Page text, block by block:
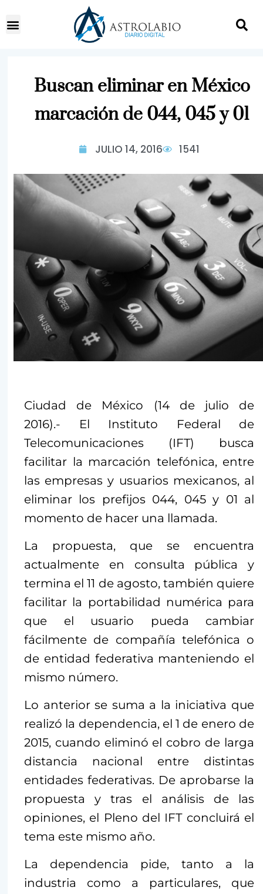
Buscan eliminar en México
marcación de 044, 045 y 01
JULIO 14, 2016 1541
Ciudad de México (14 de julio de
2016).- El Instituto Federal de
Telecomunicaciones (IFT) busca
facilitar la marcación telefónica, entre
las empresas y usuarios mexicanos, al
eliminar los prefijos 044, 045 y 01 al
momento de hacer una llamada.
La propuesta, que se encuentra
actualmente en consulta pública y
termina el 11 de agosto, también quiere
facilitar la portabilidad numérica para
que el usuario pueda cambiar
fácilmente de compañía telefónica o
de entidad federativa manteniendo el
mismo número.
Lo anterior se suma a la iniciativa que
realizó la dependencia, el 1 de enero de
2015, cuando eliminó el cobro de larga
distancia nacional entre distintas
entidades federativas. De aprobarse la
propuesta y tras el análisis de las
opiniones, el Pleno del IFT concluirá el
tema este mismo año.
La dependencia pide, tanto a la
industria como a particulares, que